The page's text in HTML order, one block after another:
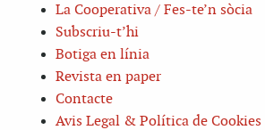
La Cooperativa / Fes-te’n sòcia
Subscriu-t’hi
Botiga en línia
Revista en paper
Contacte
Avis Legal & Política de Cookies